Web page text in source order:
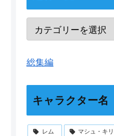
総集編
キャラクター名
レム マシュ・キ